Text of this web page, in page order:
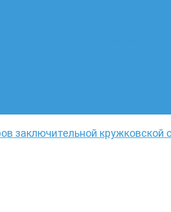
заключительной кружковской